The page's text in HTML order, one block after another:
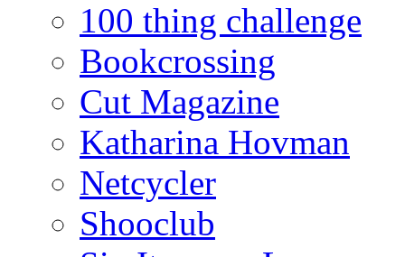
100 thing challenge
Bookcrossing
Cut Magazine
Katharina Hovman
Netcycler
Shooclub